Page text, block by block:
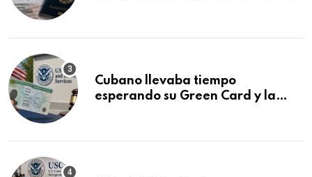
Cubano llevaba tiempo
esperando su Green Card y la